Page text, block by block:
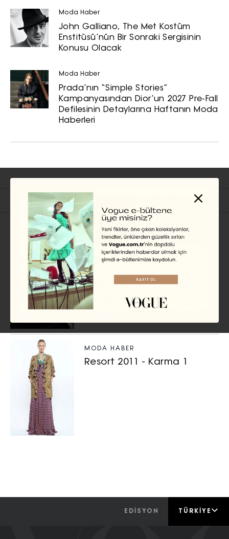
Moda Haber
John Galliano, The Met Kostüm
Enstitüsü’nün Bir Sonraki Sergisinin
Konusu Olacak
Moda Haber
Prada’nın “Simple Stories”
Kampanyasından Dior’un 2027 Pre-Fall
Defilesinin Detaylarına Haftanın Moda
Haberleri
İlgili Başlıklar
MODA HABER
Erkan Çoruh
MODA HABER
Resort 2011 - Karma 1
EDİSYON TÜRKIYE